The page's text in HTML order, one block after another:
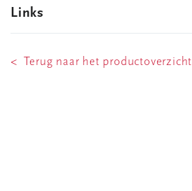
Links
< Terug naar het productoverzicht